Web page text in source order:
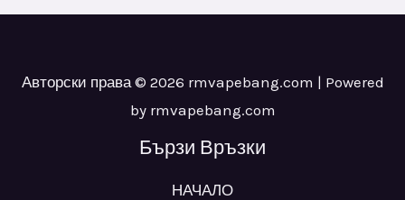
Авторски права © 2026 rmvapebang.com | Powered
by rmvapebang.com
Бързи Връзки
НАЧАЛО